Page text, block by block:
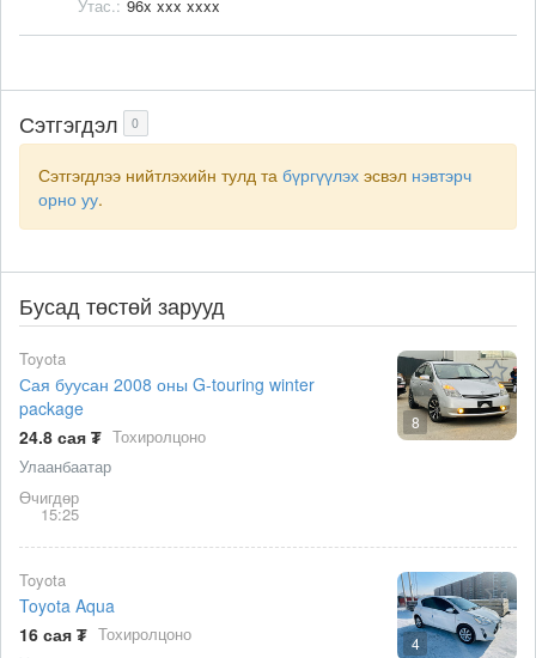
Утас.: 96x xxx xxxx
Сэтгэгдэл 0
Сэтгэгдлээ нийтлэхийн тулд та бүргүүлэх эсвэл нэвтэрч
орно уу.
Бусад төстөй зарууд
8
Toyota
Сая буусан 2008 оны G-touring winter
package
24.8 сая ₮ Тохиролцоно
Улаанбаатар
Өчигдөр
15:25
4
Toyota
Toyota Aqua
16 сая ₮ Тохиролцоно